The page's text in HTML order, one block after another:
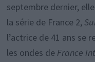
septembre dernier,
la série de France 2,
l’actrice de 41 ans se
les ondes de France